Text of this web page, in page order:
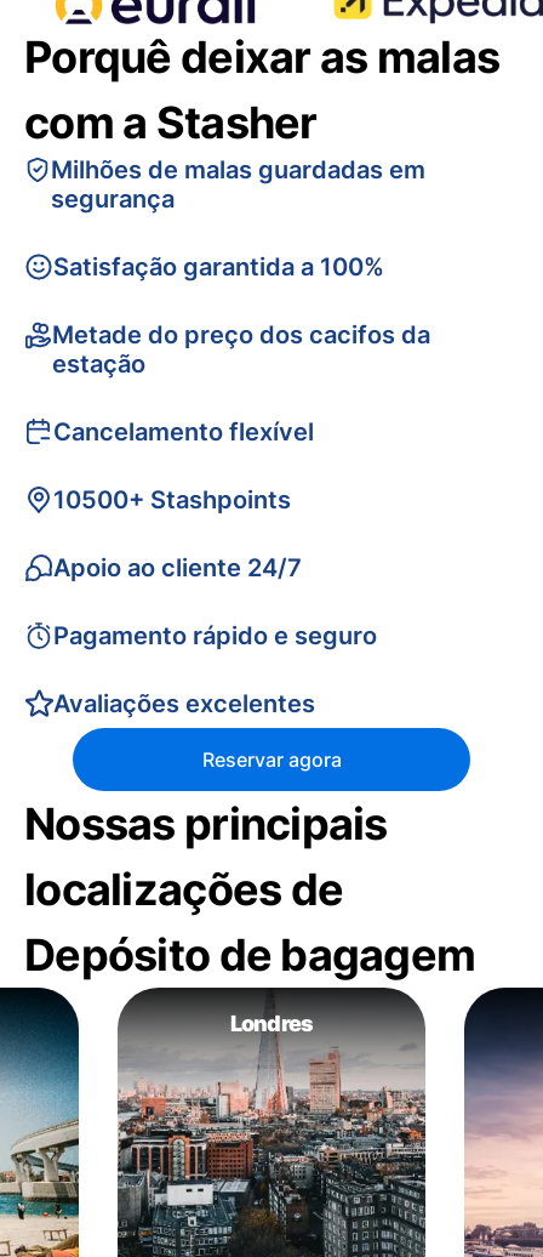
Porquê deixar as malas
com a Stasher
Milhões de malas guardadas em
segurança
Satisfação garantida a 100%
Metade do preço dos cacifos da
estação
Cancelamento flexível
10500+ Stashpoints
Apoio ao cliente 24/7
Pagamento rápido e seguro
Avaliações excelentes
Reservar agora
Nossas principais
localizações de
Depósito de bagagem
Londres